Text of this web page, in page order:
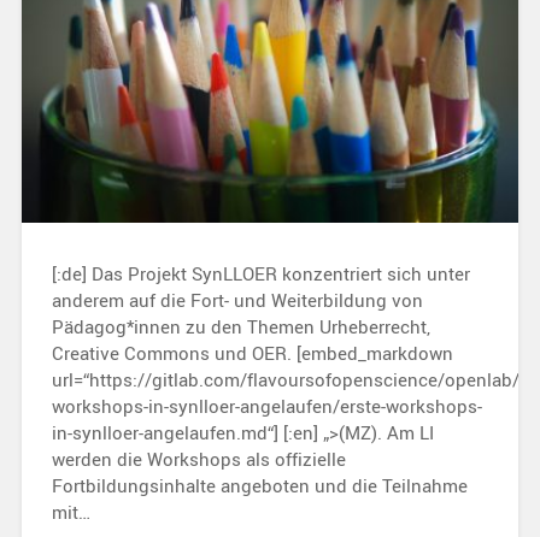
[:de] Das Projekt SynLLOER konzentriert sich unter
anderem auf die Fort- und Weiterbildung von
Pädagog*innen zu den Themen Urheberrecht,
Creative Commons und OER. [embed_markdown
url=“https://gitlab.com/flavoursofopenscience/openlab/
workshops-in-synlloer-angelaufen/erste-workshops-
in-synlloer-angelaufen.md“] [:en] „>(MZ). Am LI
werden die Workshops als offizielle
Fortbildungsinhalte angeboten und die Teilnahme
mit…